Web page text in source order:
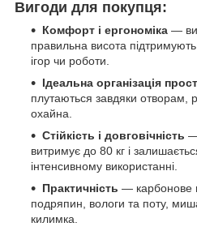
Вигоди для покупця:
Комфорт і ергономіка —
правильна висота
ігор чи роботи.
Ідеальна організація
плутаються завдяки отворам,
охайна.
Стійкість і довговічність —
витримує до 80 кг і
інтенсивному використанні.
Практичність — карбонове
подряпин, вологи та поту,
килимка.